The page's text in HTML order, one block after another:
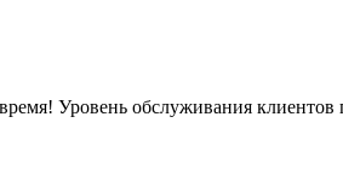
Уровень обслуживания